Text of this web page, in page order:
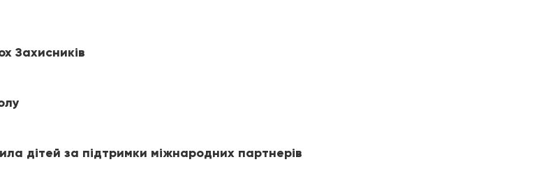
Захисників
дітей за підтримки міжнародних партнерів